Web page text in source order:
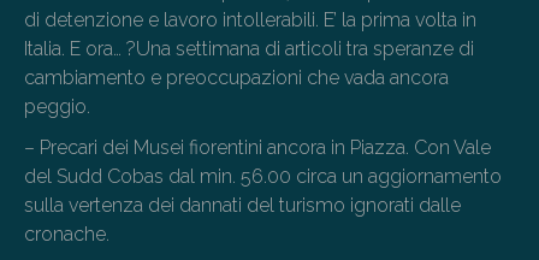
di detenzione e lavoro intollerabili. E’ la prima volta in
Italia. E ora… ?Una settimana di articoli tra speranze di
cambiamento e preoccupazioni che vada ancora
peggio.
– Precari dei Musei fiorentini ancora in Piazza. Con Vale
del Sudd Cobas dal min. 56.00 circa un aggiornamento
sulla vertenza dei dannati del turismo ignorati dalle
cronache.